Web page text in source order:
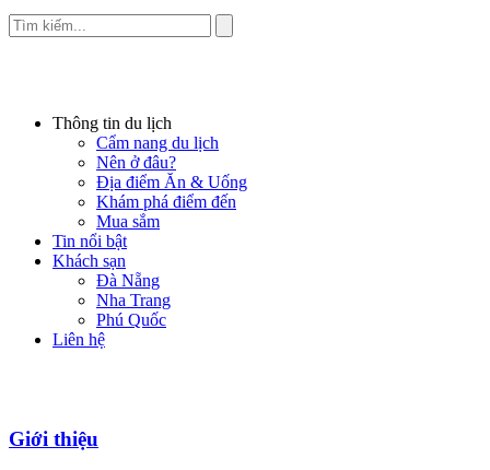
Thông tin du lịch
Cẩm nang du lịch
Nên ở đâu?
Địa điểm Ăn & Uống
Khám phá điểm đến
Mua sắm
Tin nổi bật
Khách sạn
Đà Nẵng
Nha Trang
Phú Quốc
Liên hệ
Giới thiệu